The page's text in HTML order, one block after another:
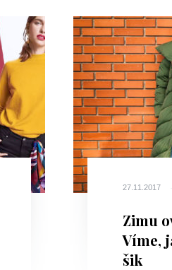
27.11.2017
Zimu
Víme,
šik